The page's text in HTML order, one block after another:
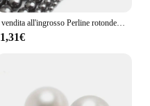
vendita all'ingrosso Perline rotonde in pietra naturale ematite nera 2 3 4 6 8 10 12MM 16 "per filo Scegli la dimensione per la creazione di gioielli
1,31€